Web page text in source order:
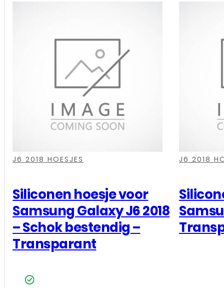
J6 2018 HOESJES
Siliconen hoesje voor
Samsung Galaxy J6 2018
– Schok bestendig –
Transparant
J6 2018